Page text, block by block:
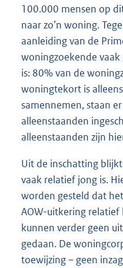
100.000 mensen op
naar zo’n woning.
aanleiding van de
woningzoekende
is: 80% van de
woningtekort is
samennemen, staan
alleenstaanden
alleenstaanden zijn
Uit de inschatting
vaak relatief jong is.
worden gesteld dat
AOW-uitkering relatief
kunnen verder geen
gedaan. De
toewijzing – geen